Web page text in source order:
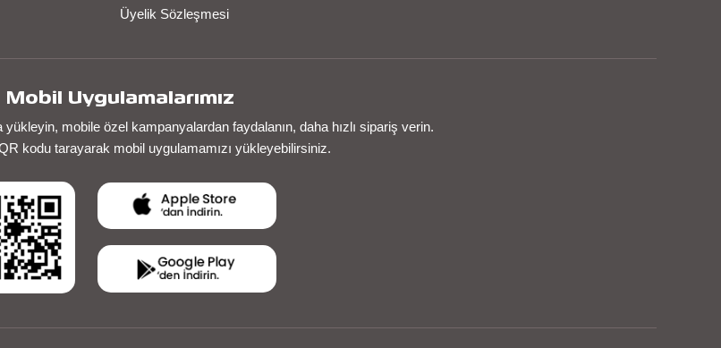
Üyelik Sözleşmesi
Mobil Uygulamalarımız
yükleyin, mobile özel kampanyalardan faydalanın, daha hızlı sipariş verin.
kodu tarayarak mobil uygulamamızı yükleyebilirsiniz.